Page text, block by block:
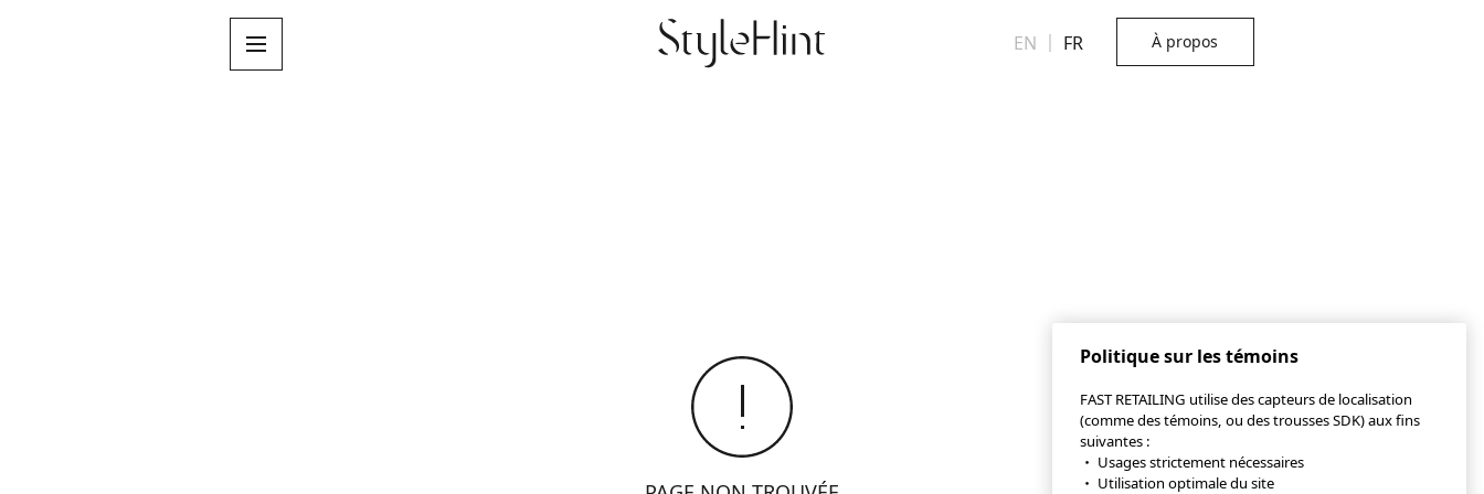
EN FR À propos
Politique sur les témoins
FAST RETAILING utilise des capteurs de localisation
(comme des témoins, ou des trousses SDK) aux fins
suivantes :
・ Usages strictement nécessaires
・ Utilisation optimale du site